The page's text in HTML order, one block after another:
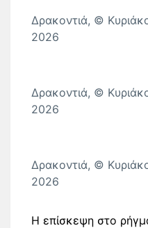
Δρακοντιά, ©
2026
Δρακοντιά, ©
2026
Δρακοντιά, ©
2026
Η επίσκεψη στο